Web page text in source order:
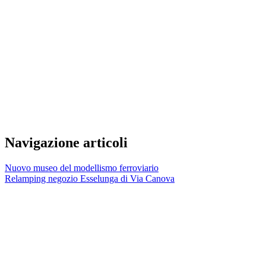
Navigazione articoli
Nuovo museo del modellismo ferroviario
Relamping negozio Esselunga di Via Canova